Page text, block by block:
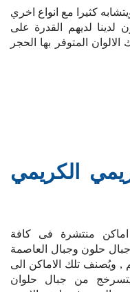
كثيرا مع انواع اخري
لديهم القدرة على
المتوفر بها الحجر
الكريمي
منتشرة فى كافة
حلون وجبال العاصمة
, ويُصنف تلك الاماكن الى
من جبال حلوان